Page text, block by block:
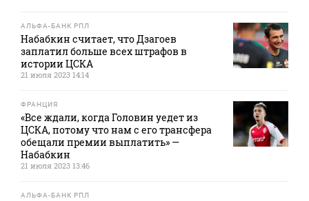
АЛЬФА-БАНК РПЛ
Набабкин считает, что Дзагоев
заплатил больше всех штрафов в
истории ЦСКА
21 июля 2023 14:14
ФРАНЦИЯ
«Все ждали, когда Головин уедет из
ЦСКА, потому что нам с его трансфера
обещали премии выплатить» —
Набабкин
21 июля 2023 13:46
АЛЬФА-БАНК РПЛ